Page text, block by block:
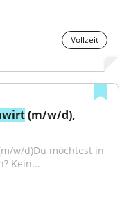
Vollzeit
w/d)Du möchtest in
Kein...